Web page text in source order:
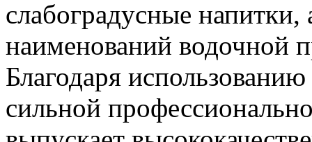
слабоградусные напитки,
наименований водочной
Благодаря
сильной